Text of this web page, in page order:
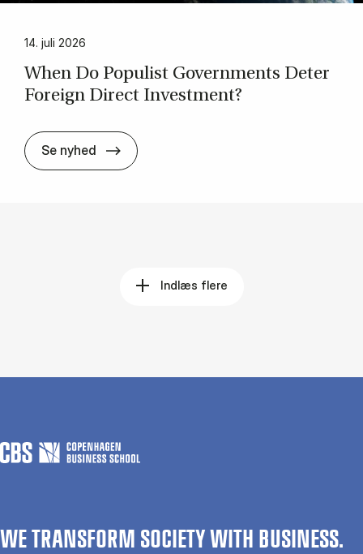
14. juli 2026
When Do Po­pulist Gover­n­ments De­ter
Foreign Di­rect In­ve­st­ment?
Se nyhed When Do Po­pulist Gover­n­ments De­ter
Indlæs flere
WE TRANSFORM SOCIETY WITH BUSINESS.